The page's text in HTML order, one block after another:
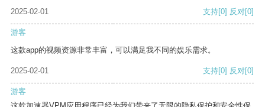
2025-02-01
支持[0] 反对[0]
游客
这款app的视频资源非常丰富，可以满足我不同的娱乐需求。
2025-02-01 支持[0] 反对[0]
游客